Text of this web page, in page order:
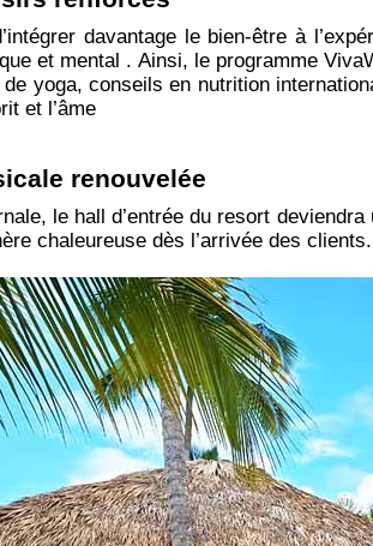
davantage le bien-être à
et mental . Ainsi, le programme
yoga, conseils en nutrition
et l’âme
renouvelée
le hall d’entrée du resort
chaleureuse dès l’arrivée des clients.